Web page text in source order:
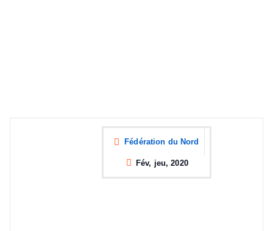
Fédération du Nord
Fév, jeu, 2020